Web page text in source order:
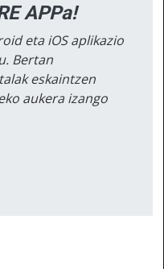
APPa!
eta iOS aplikazio
Bertan
eskaintzen
aukera izango